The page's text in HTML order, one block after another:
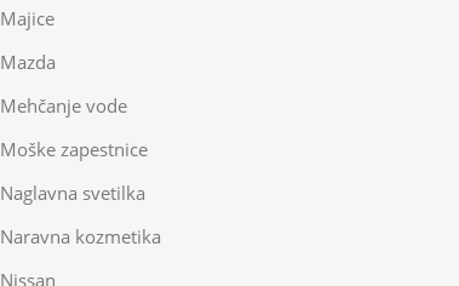
Majice
Mazda
Mehčanje vode
Moške zapestnice
Naglavna svetilka
Naravna kozmetika
Nissan